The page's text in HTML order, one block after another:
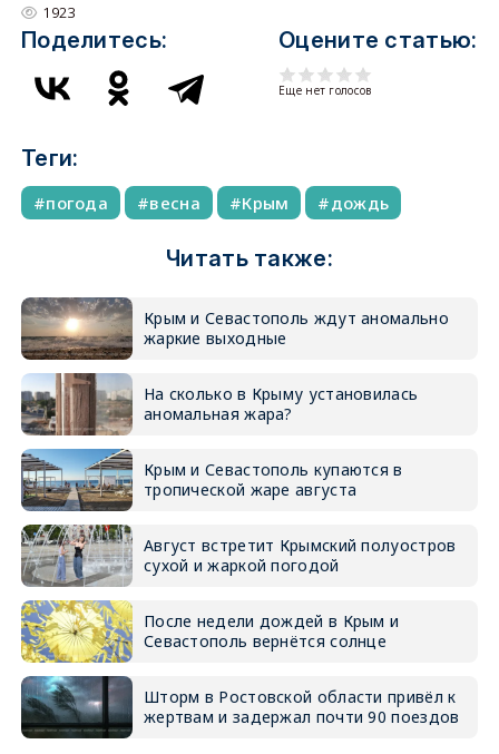
1923
Поделитесь: Оцените статью:
Еще нет голосов
Теги:
погода весна Крым дождь
Читать также:
Крым и Севастополь ждут аномально
жаркие выходные
На сколько в Крыму установилась
аномальная жара?
Крым и Севастополь купаются в
тропической жаре августа
Август встретит Крымский полуостров
сухой и жаркой погодой
После недели дождей в Крым и
Севастополь вернётся солнце
Шторм в Ростовской области привёл к
жертвам и задержал почти 90 поездов